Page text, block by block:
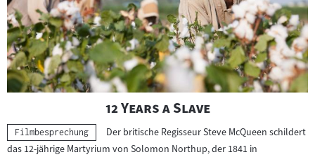
"
12 Years a Slave"
Kategorie:
Filmbesprechung
Der britische Regisseur Steve McQueen schildert
das 12-jährige Martyrium von Solomon Northup, der 1841 in